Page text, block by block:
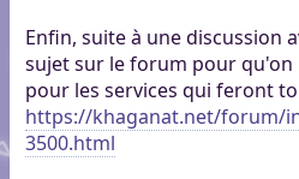
Enfin, suite à une discussion
sujet sur le forum pour qu'on
pour les services qui feront
https://khaganat.net/forum/
3500.html